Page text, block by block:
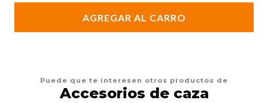
AGREGAR AL CARRO
Puede que te interesen otros productos de
Accesorios de caza